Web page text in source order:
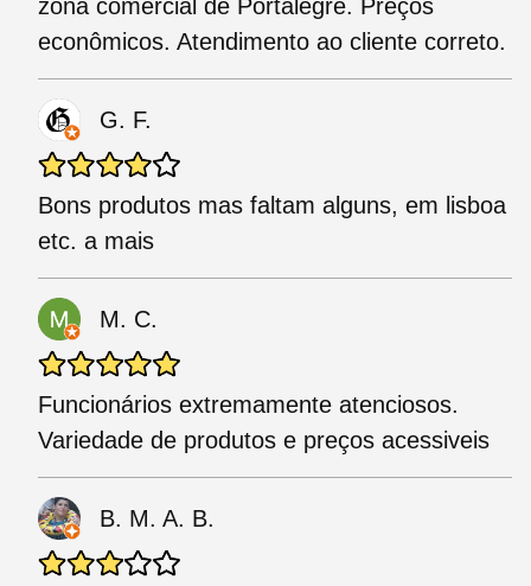
zona comercial de Portalegre. Preços
econômicos. Atendimento ao cliente correto.
G. F.
Bons produtos mas faltam alguns, em lisboa
etc. a mais
M. C.
Funcionários extremamente atenciosos.
Variedade de produtos e preços acessiveis
B. M. A. B.